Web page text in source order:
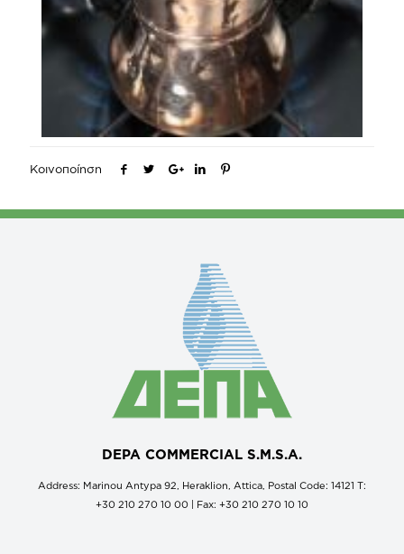
Κοινοποίηση
DEPA COMMERCIAL S.M.S.A.
Address: Marinou Antypa 92, Heraklion, Attica, Postal Code: 14121 Τ:
+30 210 270 10 00 | Fax: +30 210 270 10 10